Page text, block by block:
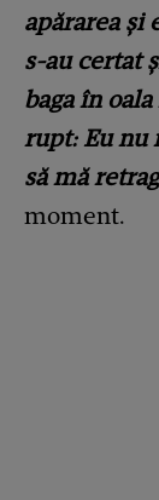
apărarea și
s-au certat
baga în
rupt: Eu nu
să mă
moment.